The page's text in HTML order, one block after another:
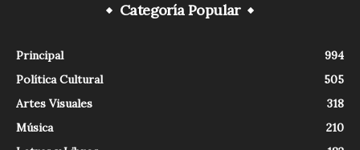
Categoría Popular
Principal
994
Política Cultural
505
Artes Visuales
318
Música
210